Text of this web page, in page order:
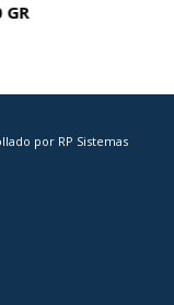
GR
por RP Sistemas